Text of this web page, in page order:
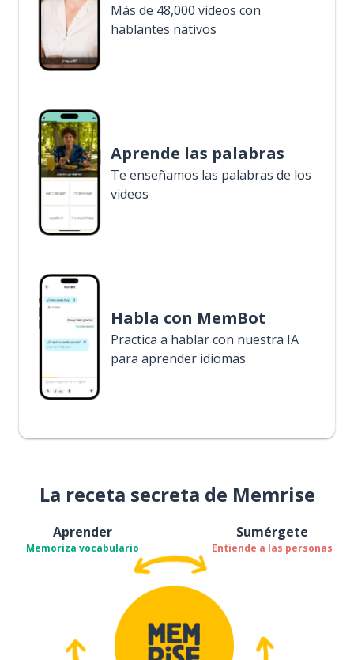
Más de 48,000 videos con
hablantes nativos
Aprende las palabras
Te enseñamos las palabras de los
videos
Habla con MemBot
Practica a hablar con nuestra IA
para aprender idiomas
La receta secreta de Memrise
Aprender
Memoriza vocabulario
Sumérgete
Entiende a las personas